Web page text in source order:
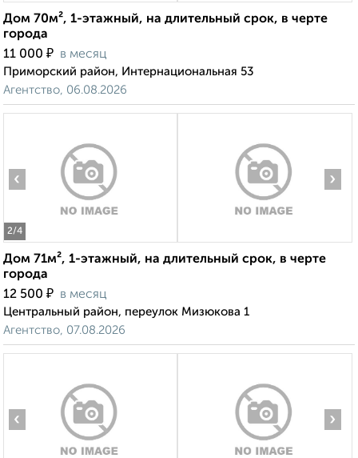
Дом 70м², 1-этажный, на длительный срок, в черте
города
11 000 ₽ в месяц
Приморский район, Интернациональная 53
Агентство, 06.08.2026
2/4
‹ ›
Дом 71м², 1-этажный, на длительный срок, в черте
города
12 500 ₽ в месяц
Центральный район, переулок Мизюкова 1
Агентство, 07.08.2026
‹ ›